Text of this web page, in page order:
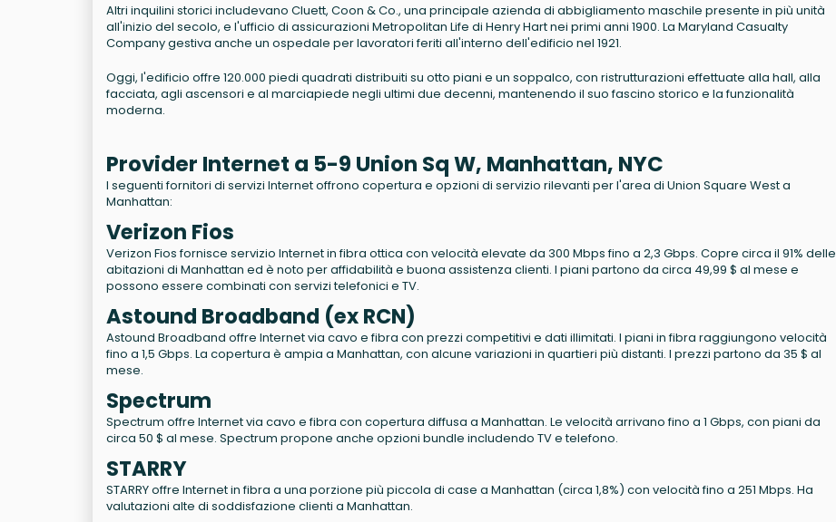
Altri inquilini storici includevano Cluett, Coon & Co., una principale azienda di abbigliamento maschile presente in più unità
all'inizio del secolo, e l'ufficio di assicurazioni Metropolitan Life di Henry Hart nei primi anni 1900. La Maryland Casualty
Company gestiva anche un ospedale per lavoratori feriti all'interno dell'edificio nel 1921.
Oggi, l'edificio offre 120.000 piedi quadrati distribuiti su otto piani e un soppalco, con ristrutturazioni effettuate alla hall, alla
facciata, agli ascensori e al marciapiede negli ultimi due decenni, mantenendo il suo fascino storico e la funzionalità
moderna.
Provider Internet a 5-9 Union Sq W, Manhattan, NYC
I seguenti fornitori di servizi Internet offrono copertura e opzioni di servizio rilevanti per l'area di Union Square West a
Manhattan:
Verizon Fios
Verizon Fios fornisce servizio Internet in fibra ottica con velocità elevate da 300 Mbps fino a 2,3 Gbps. Copre circa il 91% delle
abitazioni di Manhattan ed è noto per affidabilità e buona assistenza clienti. I piani partono da circa 49,99 $ al mese e
possono essere combinati con servizi telefonici e TV.
Astound Broadband (ex RCN)
Astound Broadband offre Internet via cavo e fibra con prezzi competitivi e dati illimitati. I piani in fibra raggiungono velocità
fino a 1,5 Gbps. La copertura è ampia a Manhattan, con alcune variazioni in quartieri più distanti. I prezzi partono da 35 $ al
mese.
Spectrum
Spectrum offre Internet via cavo e fibra con copertura diffusa a Manhattan. Le velocità arrivano fino a 1 Gbps, con piani da
circa 50 $ al mese. Spectrum propone anche opzioni bundle includendo TV e telefono.
STARRY
STARRY offre Internet in fibra a una porzione più piccola di case a Manhattan (circa 1,8%) con velocità fino a 251 Mbps. Ha
valutazioni alte di soddisfazione clienti a Manhattan.